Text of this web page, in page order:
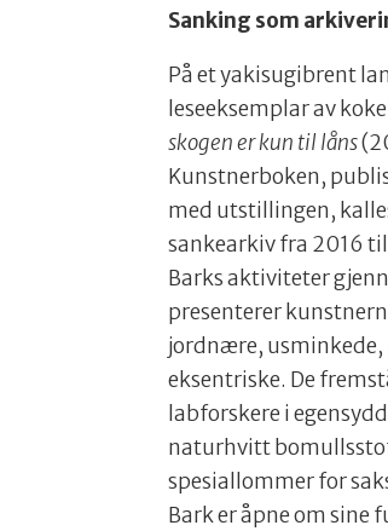
Sanking som
På et yakisugibrent
leseeksemplar av
skogen er kun til låns
Kunstnerboken,
med utstillingen,
sankearkiv fra 2016
Barks aktiviteter
presenterer
jordnære, usminkede,
eksentriske. De
labforskere i
naturhvitt
spesiallommer for
Bark er åpne om sine